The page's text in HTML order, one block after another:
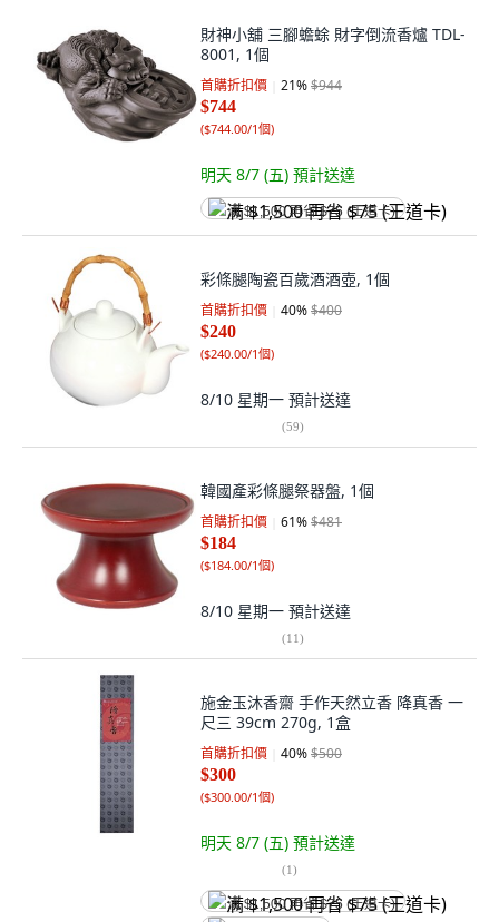
財神小舖 三腳蟾蜍 財字倒流香爐 TDL-
8001, 1個
首購折扣價 21%$944
$744
($744.00/1個)
明天 8/7 (五) 預計送達
满 $1,500 再省 $75 (王道卡)
彩條腿陶瓷百歲酒酒壺, 1個
首購折扣價 40%$400
$240
($240.00/1個)
8/10 星期一 預計送達
(59)
韓國產彩條腿祭器盤, 1個
首購折扣價 61%$481
$184
($184.00/1個)
8/10 星期一 預計送達
(11)
施金玉沐香齋 手作天然立香 降真香 一
尺三 39cm 270g, 1盒
首購折扣價 40%$500
$300
($300.00/1個)
明天 8/7 (五) 預計送達
(1)
满 $1,500 再省 $75 (王道卡)